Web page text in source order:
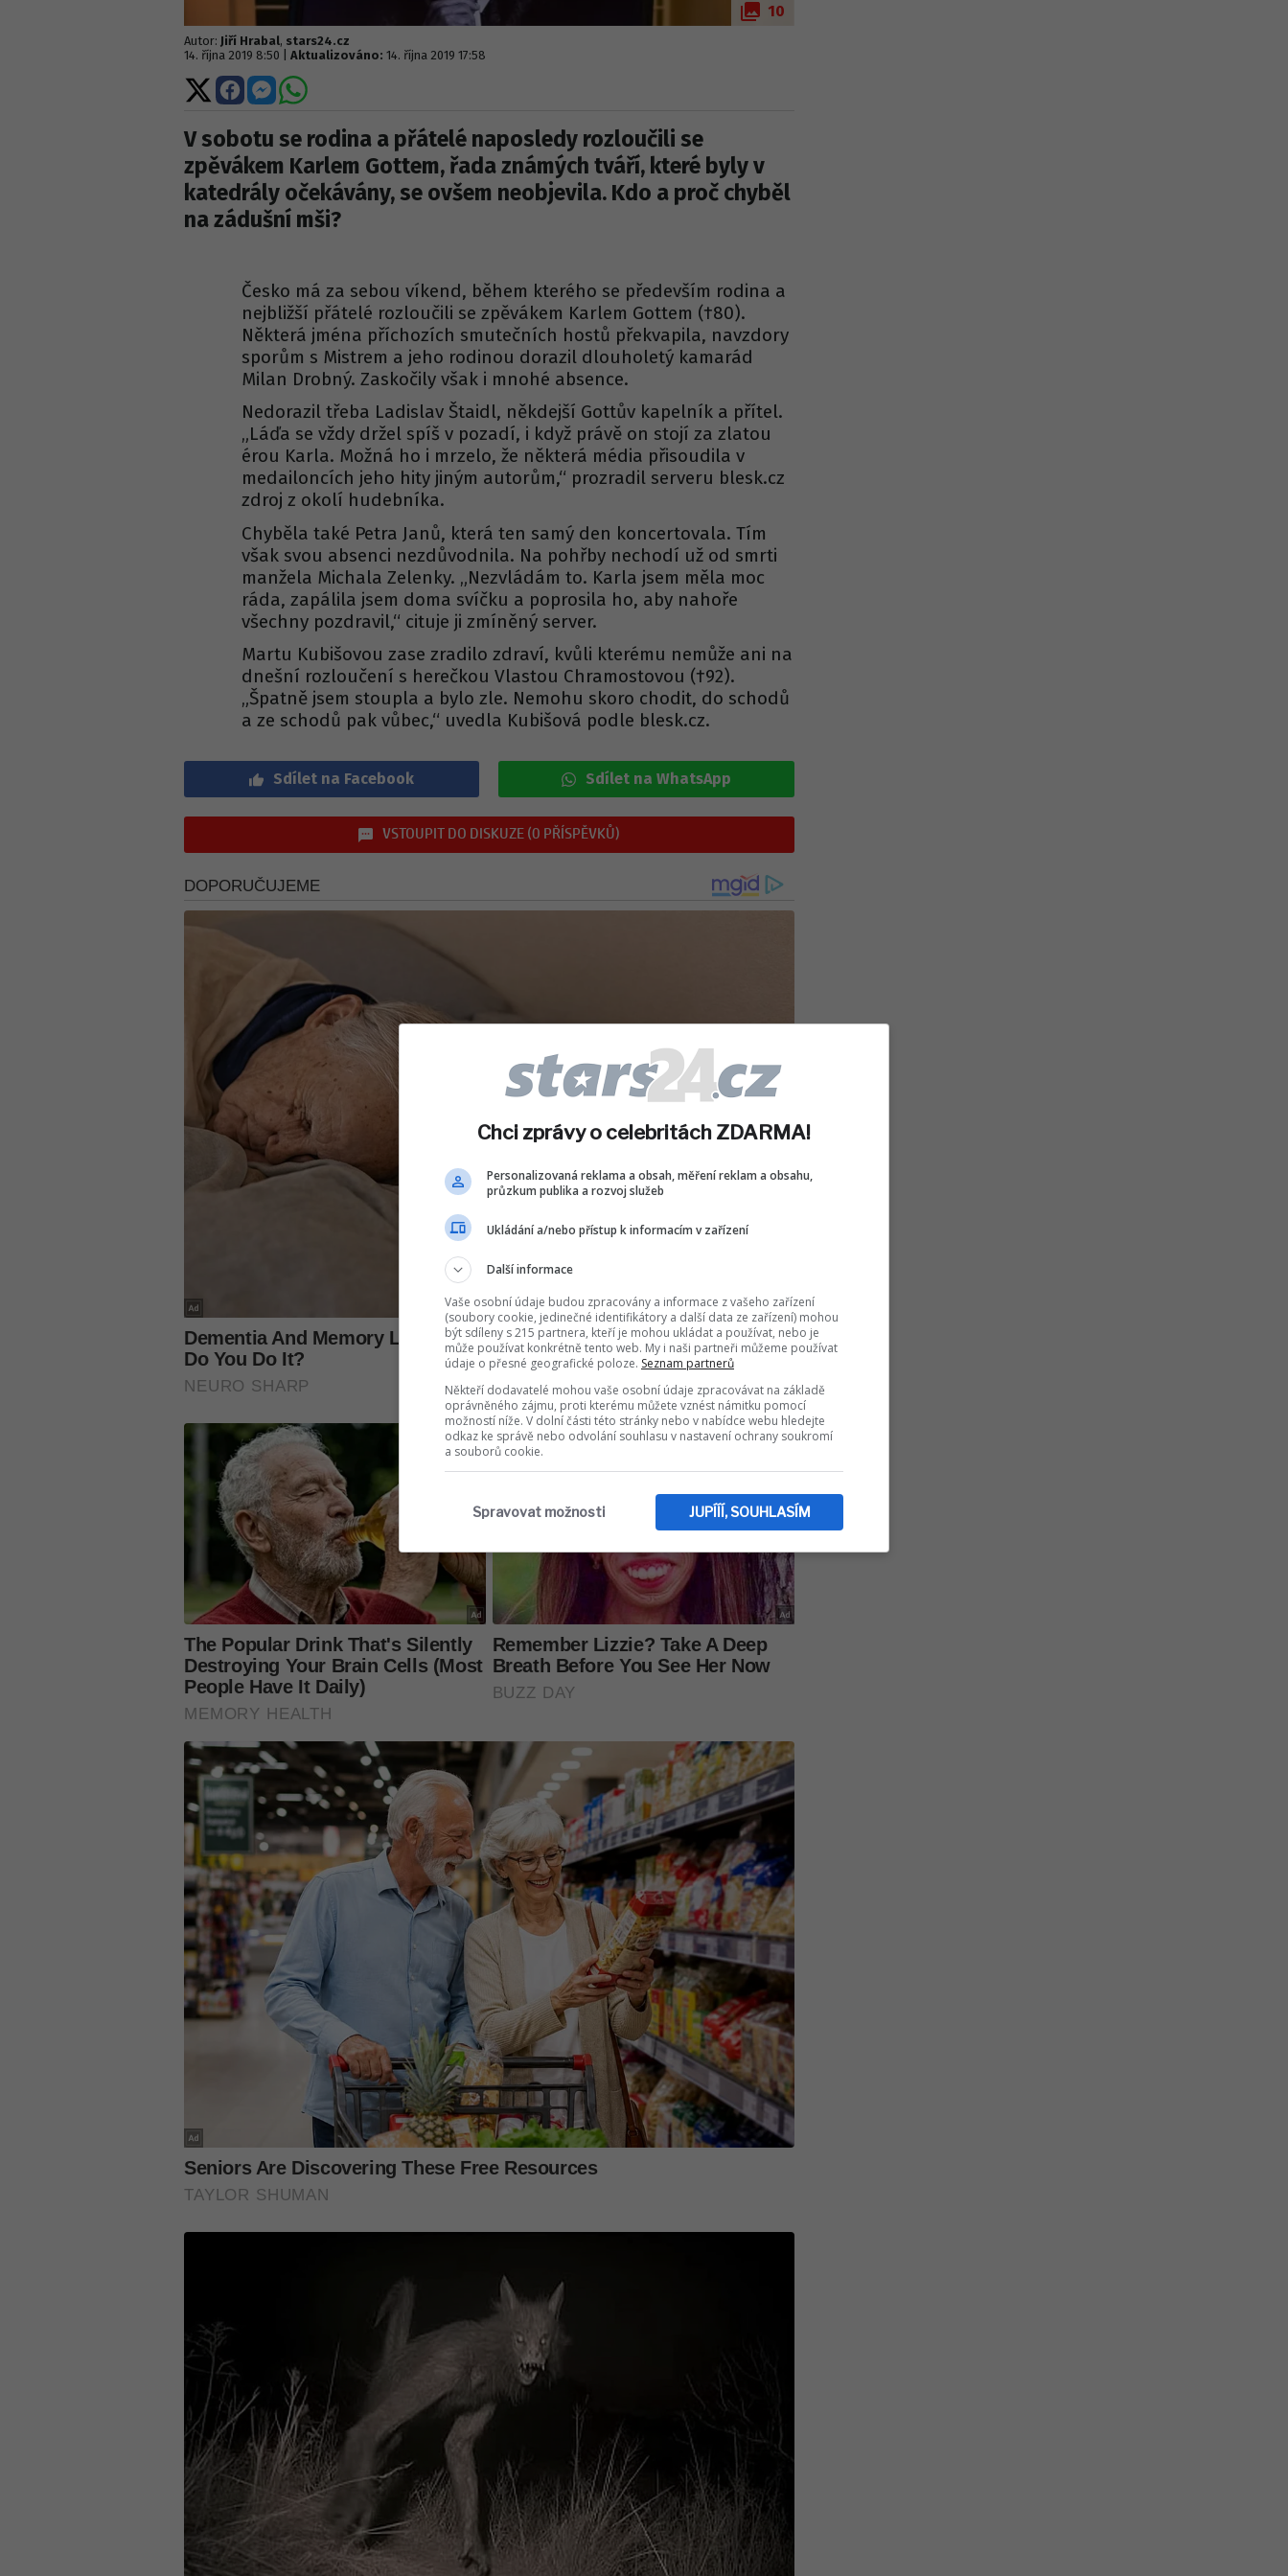
10
Autor: Jiří Hrabal, stars24.cz
14. října 2019 8:50 | Aktualizováno: 14. října 2019 17:58
Sdílet
na
Sdílet
na
Sdílet
na
Sdílet
V sobotu se rodina a přátelé naposledy rozloučili se
zpěvákem Karlem Gottem, řada známých tváří, které byly v
katedrály očekávány, se ovšem neobjevila. Kdo a proč chyběl
na zádušní mši?
Česko má za sebou víkend, během kterého se především rodina a
nejbližší přátelé rozloučili se zpěvákem Karlem Gottem (†80).
Některá jména příchozích smutečních hostů překvapila, navzdory
sporům s Mistrem a jeho rodinou dorazil dlouholetý kamarád
Milan Drobný. Zaskočily však i mnohé absence.
Nedorazil třeba Ladislav Štaidl, někdejší Gottův kapelník a přítel.
„Láďa se vždy držel spíš v pozadí, i když právě on stojí za zlatou
érou Karla. Možná ho i mrzelo, že některá média přisoudila v
medailoncích jeho hity jiným autorům,“ prozradil serveru blesk.cz
zdroj z okolí hudebníka.
Chyběla také Petra Janů, která ten samý den koncertovala. Tím
však svou absenci nezdůvodnila. Na pohřby nechodí už od smrti
manžela Michala Zelenky. „Nezvládám to. Karla jsem měla moc
ráda, zapálila jsem doma svíčku a poprosila ho, aby nahoře
všechny pozdravil,“ cituje ji zmíněný server.
Martu Kubišovou zase zradilo zdraví, kvůli kterému nemůže ani na
dnešní rozloučení s herečkou Vlastou Chramostovou (†92).
„Špatně jsem stoupla a bylo zle. Nemohu skoro chodit, do schodů
a ze schodů pak vůbec,“ uvedla Kubišová podle blesk.cz.
Sdílet na Facebook Sdílet na WhatsApp
VSTOUPIT DO DISKUZE (0 PŘÍSPĚVKŮ)
Chci zprávy o celebritách ZDARMA!
Personalizovaná reklama a obsah, měření reklam a obsahu,
průzkum publika a rozvoj služeb
Ukládání a/nebo přístup k informacím v zařízení
Další informace
Vaše osobní údaje budou zpracovány a informace z vašeho zařízení
(soubory cookie, jedinečné identifikátory a další data ze zařízení) mohou
být sdíleny s 215 partnera, kteří je mohou ukládat a používat, nebo je
může používat konkrétně tento web. My i naši partneři můžeme používat
údaje o přesné geografické poloze. Seznam partnerů
Někteří dodavatelé mohou vaše osobní údaje zpracovávat na základě
oprávněného zájmu, proti kterému můžete vznést námitku pomocí
možností níže. V dolní části této stránky nebo v nabídce webu hledejte
odkaz ke správě nebo odvolání souhlasu v nastavení ochrany soukromí
a souborů cookie.
JUPÍÍÍ, SOUHLASÍM
Spravovat možnosti